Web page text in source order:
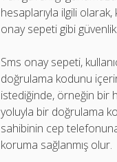
hesaplarıyla ilgili
onay sepeti gibi
Sms onay sepeti,
doğrulama kodunu
istediğinde, örneğin bir
yoluyla bir doğrulama
sahibinin cep
koruma sağlanmış olur.